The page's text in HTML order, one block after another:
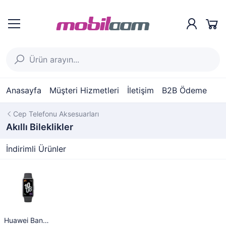
Anasayfa Müşteri Hizmetleri İletişim B2B Ödeme
Cep Telefonu Aksesuarları
Akıllı Bileklikler
İndirimli Ürünler
Huawei Band